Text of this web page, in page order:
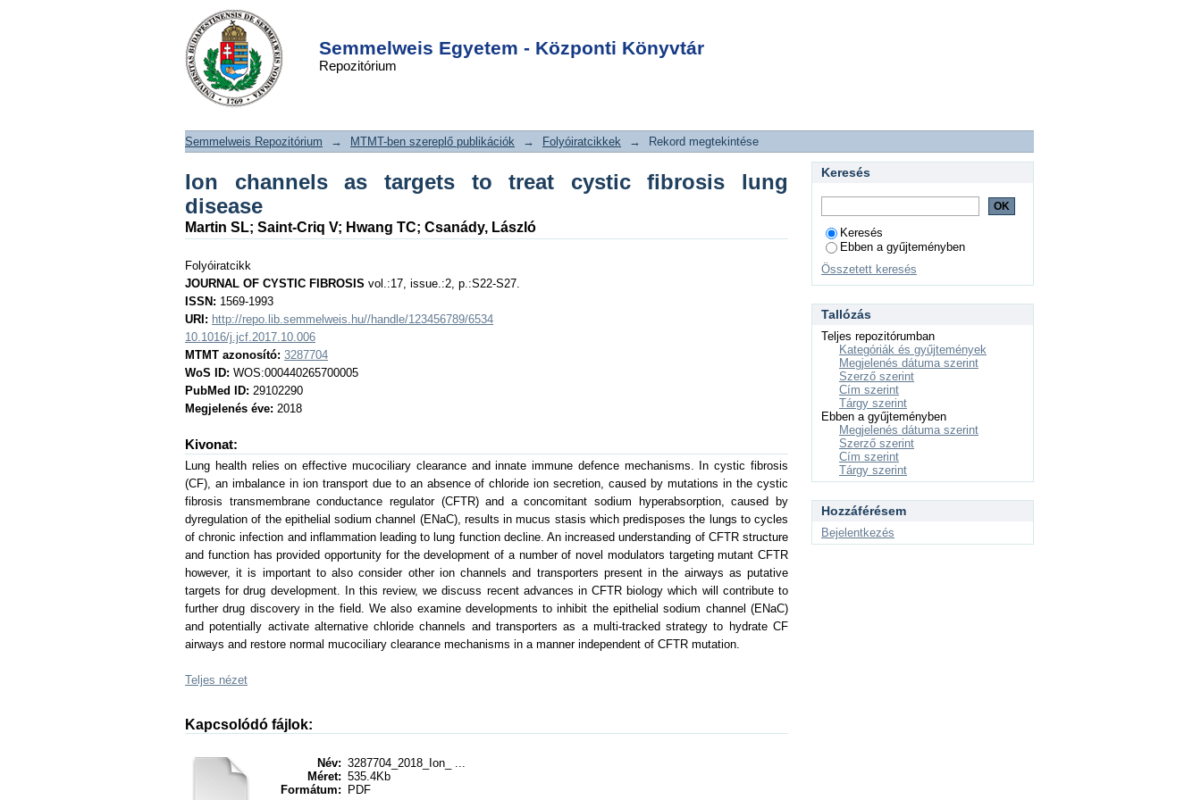
Semmelweis Egyetem - Központi Könyvtár
Repozitórium
Ion channels as targets to treat cystic
fibrosis lung disease
DSpace/Manakin Repository
Semmelweis Repozitórium → MTMT-ben szereplő publikációk → Folyóiratcikkek → Rekord megtekintése
Ion channels as targets to treat cystic fibrosis lung
disease
Martin SL; Saint-Criq V; Hwang TC; Csanády, László
Folyóiratcikk
JOURNAL OF CYSTIC FIBROSIS vol.:17, issue.:2, p.:S22-S27.
ISSN: 1569-1993
URI: http://repo.lib.semmelweis.hu//handle/123456789/6534
10.1016/j.jcf.2017.10.006
MTMT azonosító: 3287704
WoS ID: WOS:000440265700005
PubMed ID: 29102290
Megjelenés éve: 2018
Kivonat:
Lung health relies on effective mucociliary clearance and innate immune defence mechanisms. In cystic fibrosis
(CF), an imbalance in ion transport due to an absence of chloride ion secretion, caused by mutations in the cystic
fibrosis transmembrane conductance regulator (CFTR) and a concomitant sodium hyperabsorption, caused by
dyregulation of the epithelial sodium channel (ENaC), results in mucus stasis which predisposes the lungs to cycles
of chronic infection and inflammation leading to lung function decline. An increased understanding of CFTR structure
and function has provided opportunity for the development of a number of novel modulators targeting mutant CFTR
however, it is important to also consider other ion channels and transporters present in the airways as putative
targets for drug development. In this review, we discuss recent advances in CFTR biology which will contribute to
further drug discovery in the field. We also examine developments to inhibit the epithelial sodium channel (ENaC)
and potentially activate alternative chloride channels and transporters as a multi-tracked strategy to hydrate CF
airways and restore normal mucociliary clearance mechanisms in a manner independent of CFTR mutation.
Teljes nézet
Kapcsolódó fájlok:
Név: 3287704_2018_Ion_ ...
Méret: 535.4Kb
Formátum:
PDF
Keresés
Keresés
Ebben a gyűjteményben
Összetett keresés
Tallózás
Teljes repozitórumban
Kategóriák és gyűjtemények
Megjelenés dátuma szerint
Szerző szerint
Cím szerint
Tárgy szerint
Ebben a gyűjteményben
Megjelenés dátuma szerint
Szerző szerint
Cím szerint
Tárgy szerint
Hozzáférésem
Bejelentkezés